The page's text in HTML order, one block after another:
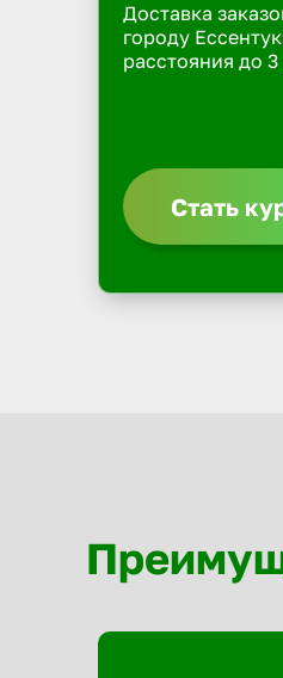
Доставка
городу
расстояния до
Стать